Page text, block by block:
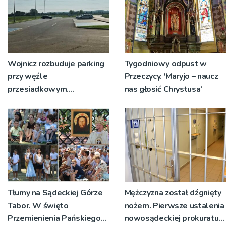
Wojnicz rozbuduje parking
przy węźle
przesiadkowym.
miejsc
Tygodniowy odpust w
Przeczycy. 'Maryjo – naucz
nas głosić Chrystusa’
Tłumy na Sądeckiej Górze
Tabor. W święto
Przemienienia Pańskiego
Mężczyzna został dźgnięty
nożem. Pierwsze ustalenia
nowosądeckiej prokuratury